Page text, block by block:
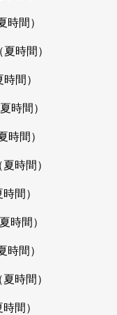
時間）
（夏時間）
時間）
夏時間）
時間）
夏時間）
時間）
夏時間）
時間）
夏時間）
時間）